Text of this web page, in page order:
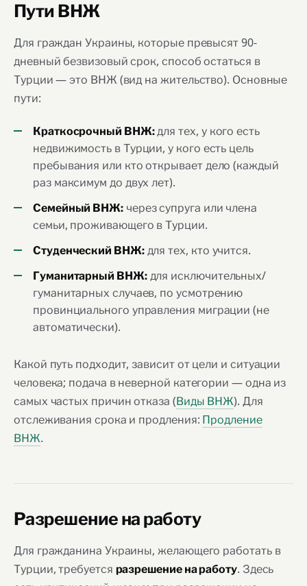
Пути ВНЖ
Для граждан Украины, которые превысят 90-
дневный безвизовый срок, способ остаться в
Турции — это ВНЖ (вид на жительство). Основные
пути:
Краткосрочный ВНЖ:для тех, у кого есть
недвижимость в Турции, у кого есть цель
пребывания или кто открывает дело (каждый
раз максимум до двух лет).
Семейный ВНЖ:через супруга или члена
семьи, проживающего в Турции.
Студенческий ВНЖ:для тех, кто учится.
Гуманитарный ВНЖ:для исключительных/
гуманитарных случаев, по усмотрению
провинциального управления миграции (не
автоматически).
Какой путь подходит, зависит от цели и ситуации
человека; подача в неверной категории — одна из
самых частых причин отказа (Виды ВНЖ). Для
отслеживания срока и продления: Продление
ВНЖ.
Разрешение на работу
Для гражданина Украины, желающего работать в
Турции, требуется разрешение на работу. Здесь